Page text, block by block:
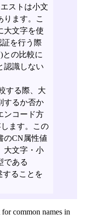
ストは小文
ります。こ
大文字を使
証を行う際
との比較に
認識しない
する際、大
するか否か
ンコード方
ます。この
のCN属性値
大文字・小
である
することを
common names in